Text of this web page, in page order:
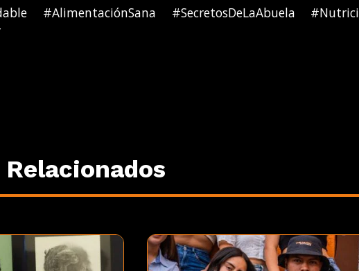
#AlimentaciónSana #SecretosDeLaAbuela